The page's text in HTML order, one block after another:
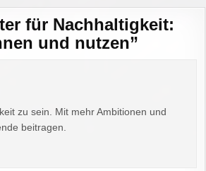
für Nachhaltigkeit:
und nutzen”
zu sein. Mit mehr Ambitionen und
beitragen.